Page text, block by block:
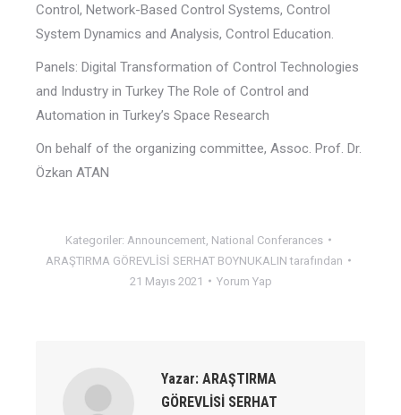
Control, Network-Based Control Systems, Control
System Dynamics and Analysis, Control Education.
Panels: Digital Transformation of Control Technologies
and Industry in Turkey The Role of Control and
Automation in Turkey’s Space Research
On behalf of the organizing committee, Assoc. Prof. Dr.
Özkan ATAN
Kategoriler: Announcement National Conferances
ARAŞTIRMA GÖREVLİSİ SERHAT BOYNUKALIN tarafından
21 Mayıs 2021
Yorum Yap
Yazar: ARAŞTIRMA
GÖREVLİSİ SERHAT